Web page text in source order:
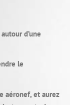
d’une
le
aéronef, et aurez